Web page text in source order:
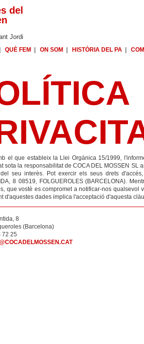
del
Jordi
QUÈ FEM ON SOM HISTÒRIA DEL PA
el que estableix la Llei Orgànica 15/1999,
sota la responsabilitat de COCA DEL MOSSEN
seu interès. Pot exercir els seus drets
8 08519, FOLGUEROLES (BARCELONA).
que vostè es compromet a notificar-nos
d'aquestes dades implica l'acceptació d'aquesta
8
(Barcelona)
72 25